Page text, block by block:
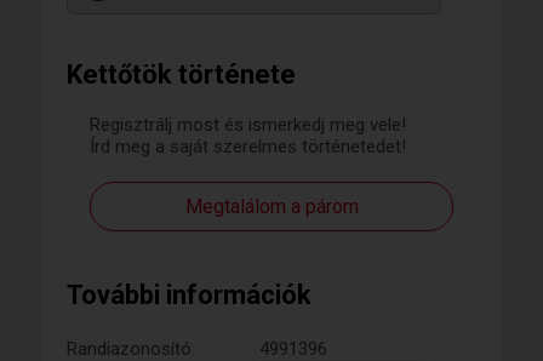
Kettőtök története
Regisztrálj most és ismerkedj meg vele!
Írd meg a saját szerelmes történetedet!
Megtalálom a párom
További információk
Randiazonosító:
4991396